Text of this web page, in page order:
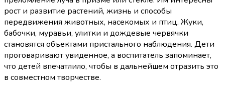
рост и развитие растений, жизнь и способы
передвижения животных, насекомых и птиц. Жуки,
бабочки, муравьи, улитки и дождевые червячки
становятся объектами пристального наблюдения. Дети
проговаривают увиденное, а воспитатель запоминает,
что детей впечатлило, чтобы в дальнейшем отразить это
в совместном творчестве.